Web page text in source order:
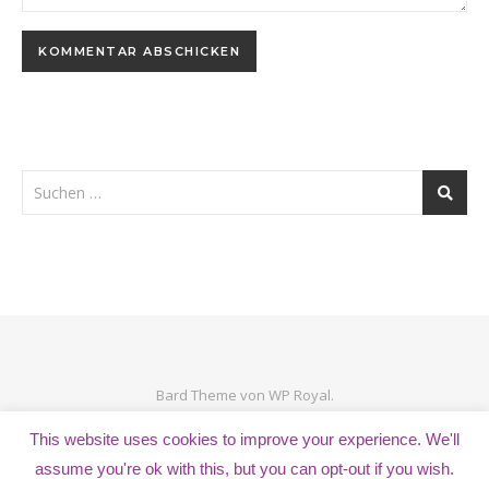
Bard Theme von WP Royal.
ZURÜCK NACH OBEN
This website uses cookies to improve your experience. We'll
assume you're ok with this, but you can opt-out if you wish.